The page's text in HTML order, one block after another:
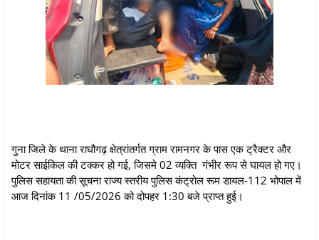
गुना जिले के थाना राघौगढ़ क्षेत्रांतर्गत ग्राम रामनगर के पास एक ट्रैक्टर और
मोटर साईकिल की टक्कर हो गई, जिसमे 02 व्यक्ति गंभीर रूप से घायल हो गए।
पुलिस सहायता की सूचना राज्य स्तरीय पुलिस कंट्रोल रूम डायल-112 भोपाल में
आज दिनांक 11 /05/2026 को दोपहर 1:30 बजे प्राप्त हुई।